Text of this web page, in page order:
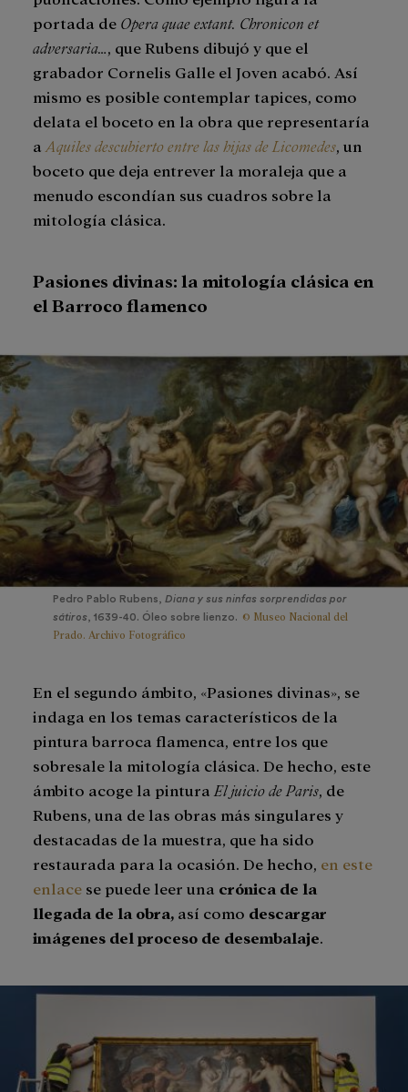
portada de Opera quae extant. Chronicon et
adversaria…
, que Rubens dibujó y que el
grabador Cornelis Galle el Joven acabó. Así
mismo es posible contemplar tapices, como
delata el boceto en la obra que representaría
a Aquiles descubierto entre las hijas de Licomedes , un
boceto que deja entrever la moraleja que a
menudo escondían sus cuadros sobre la
mitología clásica.
Pasiones divinas: la mitología clásica en
el Barroco flamenco
Pedro Pablo Rubens, Diana y sus ninfas sorprendidas por
sátiros , 1639-40. Óleo sobre lienzo. © Museo Nacional del
Prado. Archivo Fotográfico
En el segundo ámbito, «Pasiones divinas», se
indaga en los temas característicos de la
pintura barroca flamenca, entre los que
sobresale la mitología clásica. De hecho, este
ámbito acoge la pintura El juicio de Paris , de
Rubens, una de las obras más singulares y
destacadas de la muestra, que ha sido
restaurada para la ocasión. De hecho, en este
enlace se puede leer una crónica de la
llegada de la obra, así como descargar
imágenes del proceso de desembalaje